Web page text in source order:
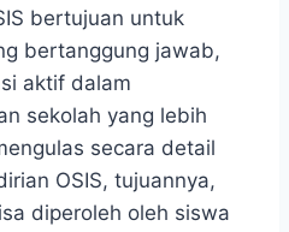
bertujuan untuk
bertanggung jawab,
aktif dalam
sekolah yang lebih
secara detail
OSIS, tujuannya,
diperoleh oleh siswa